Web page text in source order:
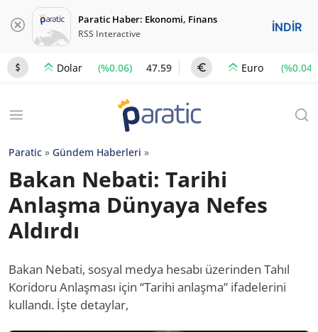
Paratic Haber: Ekonomi, Finans
RSS Interactive İNDİR
Dolar (%0.06) 47.59 Euro (%0.04)
Paratic » Gündem Haberleri »
Bakan Nebati: Tarihi
Anlaşma Dünyaya Nefes
Aldırdı
Bakan Nebati, sosyal medya hesabı üzerinden Tahıl
Koridoru Anlaşması için “Tarihi anlaşma” ifadelerini
kullandı. İşte detaylar,